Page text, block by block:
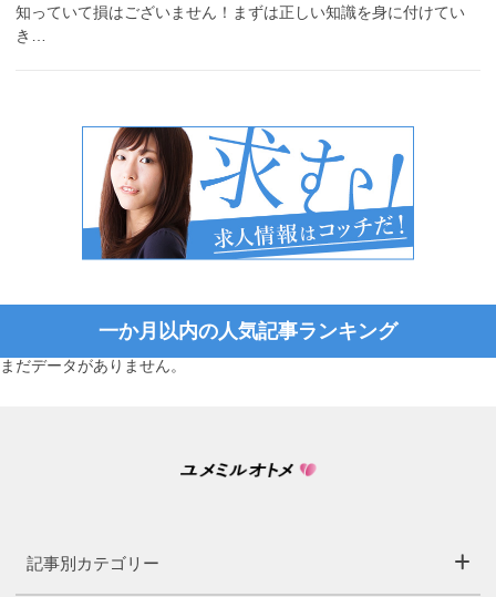
知っていて損はございません！まずは正しい知識を身に付けてい
き…
一か月以内の人気記事ランキング
まだデータがありません。
記事別カテゴリー